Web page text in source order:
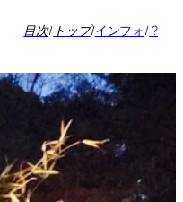
目次/ トップ/インフォ/?